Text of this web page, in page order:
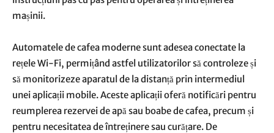
mașinii.
Automatele de cafea moderne sunt adesea conectate la
rețele Wi-Fi, permițând astfel utilizatorilor să controleze și
să monitorizeze aparatul de la distanță prin intermediul
unei aplicații mobile. Aceste aplicații oferă notificări pentru
reumplerea rezervei de apă sau boabe de cafea, precum și
pentru necesitatea de întreținere sau curățare. De